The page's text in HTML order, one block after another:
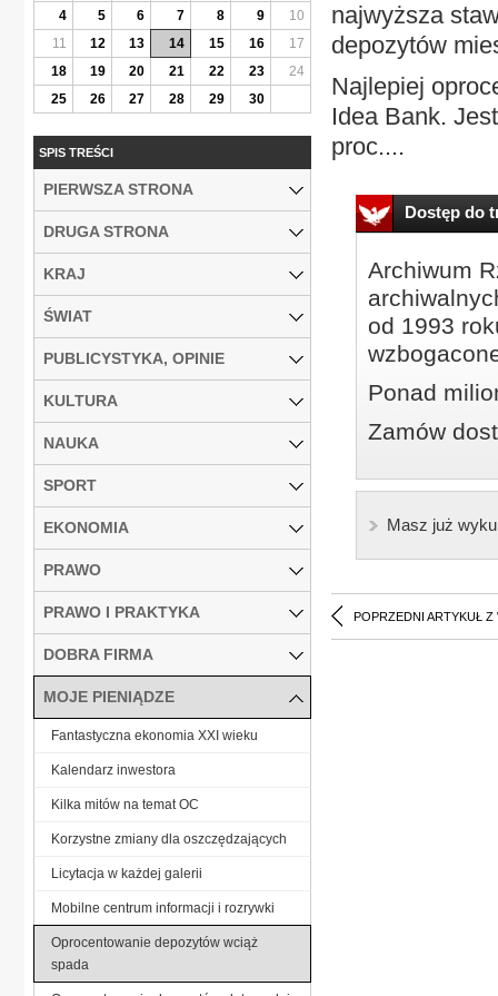
najwyższa
depozytów
Najlepiej
Idea Bank.
proc....
Dostęp do
Archiwum
od 1993
Ponad
Zamów
Masz już
POPRZEDNI ARTYKUŁ Z
4
5 6 7 8 9
10
11
12 13 14 15 16
17
18
19 20 21 22 23
24
25
26 27 28 29 30
SPIS TREŚCI
PIERWSZA STRONA
DRUGA STRONA
KRAJ
ŚWIAT
PUBLICYSTYKA, OPINIE
KULTURA
NAUKA
SPORT
EKONOMIA
PRAWO
PRAWO I PRAKTYKA
DOBRA FIRMA
MOJE PIENIĄDZE
Fantastyczna ekonomia XXI wieku
Kalendarz inwestora
Kilka mitów na temat OC
Korzystne zmiany dla oszczędzających
Licytacja w każdej galerii
Mobilne centrum informacji i rozrywki
Oprocentowanie depozytów wciąż
spada